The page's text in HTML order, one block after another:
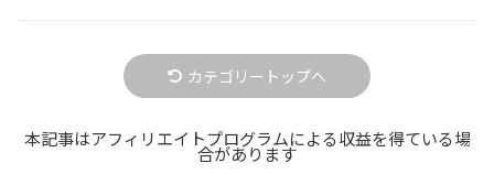
カテゴリートップへ
本記事はアフィリエイトプログラムによる収益を得ている場
合があります